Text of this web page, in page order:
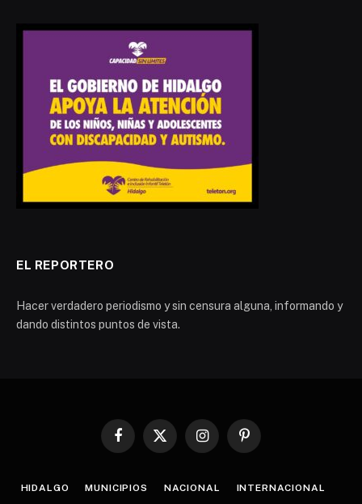
EL REPORTERO
Hacer verdadero periodismo y sin censura alguna, informando y
dando distintos puntos de vista.
Facebook
X
InstagramPinterest
HIDALGO MUNICIPIOS NACIONAL INTERNACIONAL